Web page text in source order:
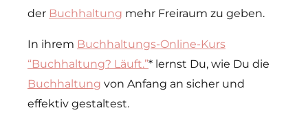
der Buchhaltung mehr Freiraum zu geben.
In ihrem Buchhaltungs-Online-Kurs
“Buchhaltung? Läuft.”* lernst Du, wie Du die
Buchhaltung von Anfang an sicher und
effektiv gestaltest.